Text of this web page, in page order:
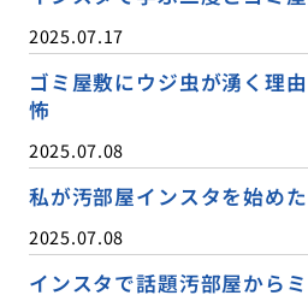
2025.07.17
ゴミ屋敷にウジ虫が湧く理
怖
2025.07.08
私が汚部屋インスタを始め
2025.07.08
インスタで話題汚部屋から